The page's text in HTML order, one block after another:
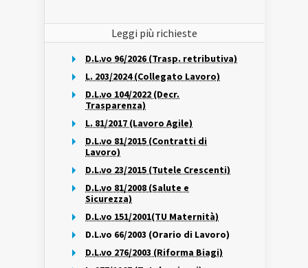
Leggi più richieste
D.L.vo 96/2026 (Trasp. retributiva)
L. 203/2024 (Collegato Lavoro)
D.L.vo 104/2022 (Decr.
Trasparenza)
L. 81/2017 (Lavoro Agile)
D.L.vo 81/2015 (Contratti di
Lavoro)
D.L.vo 23/2015 (Tutele Crescenti)
D.L.vo 81/2008 (Salute e
Sicurezza)
D.L.vo 151/2001(TU Maternità)
D.L.vo 66/2003 (Orario di Lavoro)
D.L.vo 276/2003 (Riforma Biagi)